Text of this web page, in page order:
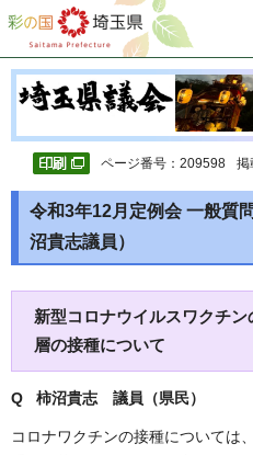
彩の国 埼玉県
ページ番号：209598 掲
令和3年12月定例会 一般質
沼貴志議員）
新型コロナウイルスワクチ
層の接種について
Q 柿沼貴志 議員（県民）
コロナワクチンの接種については